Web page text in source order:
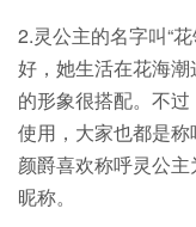
2.灵公主的名字叫“
好，她生活在花海潮
的形象很搭配。不过
使用，大家也都是称
颜爵喜欢称呼灵公主
昵称。